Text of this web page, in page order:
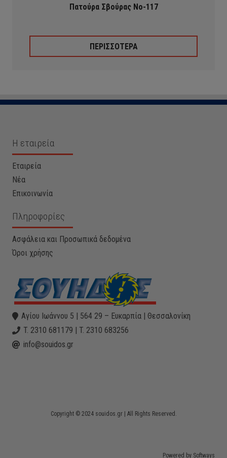
Πατούρα Σβούρας Νο-117
ΠΕΡΙΣΣΟΤΕΡΑ
Η εταιρεία
Εταιρεία
Νέα
Επικοινωνία
Πληροφορίες
Ασφάλεια και Προσωπικά δεδομένα
Όροι χρήσης
Αγίου Ιωάννου 5 | 564 29 – Ευκαρπία | Θεσσαλονίκη
T. 2310 681179 | T. 2310 683256
info@souidos.gr
Copyright © 2024 souidos.gr | All Rights Reserved.
Powered by Softways